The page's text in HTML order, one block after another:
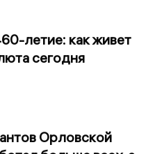
летие: как живет
сегодня
Орловской